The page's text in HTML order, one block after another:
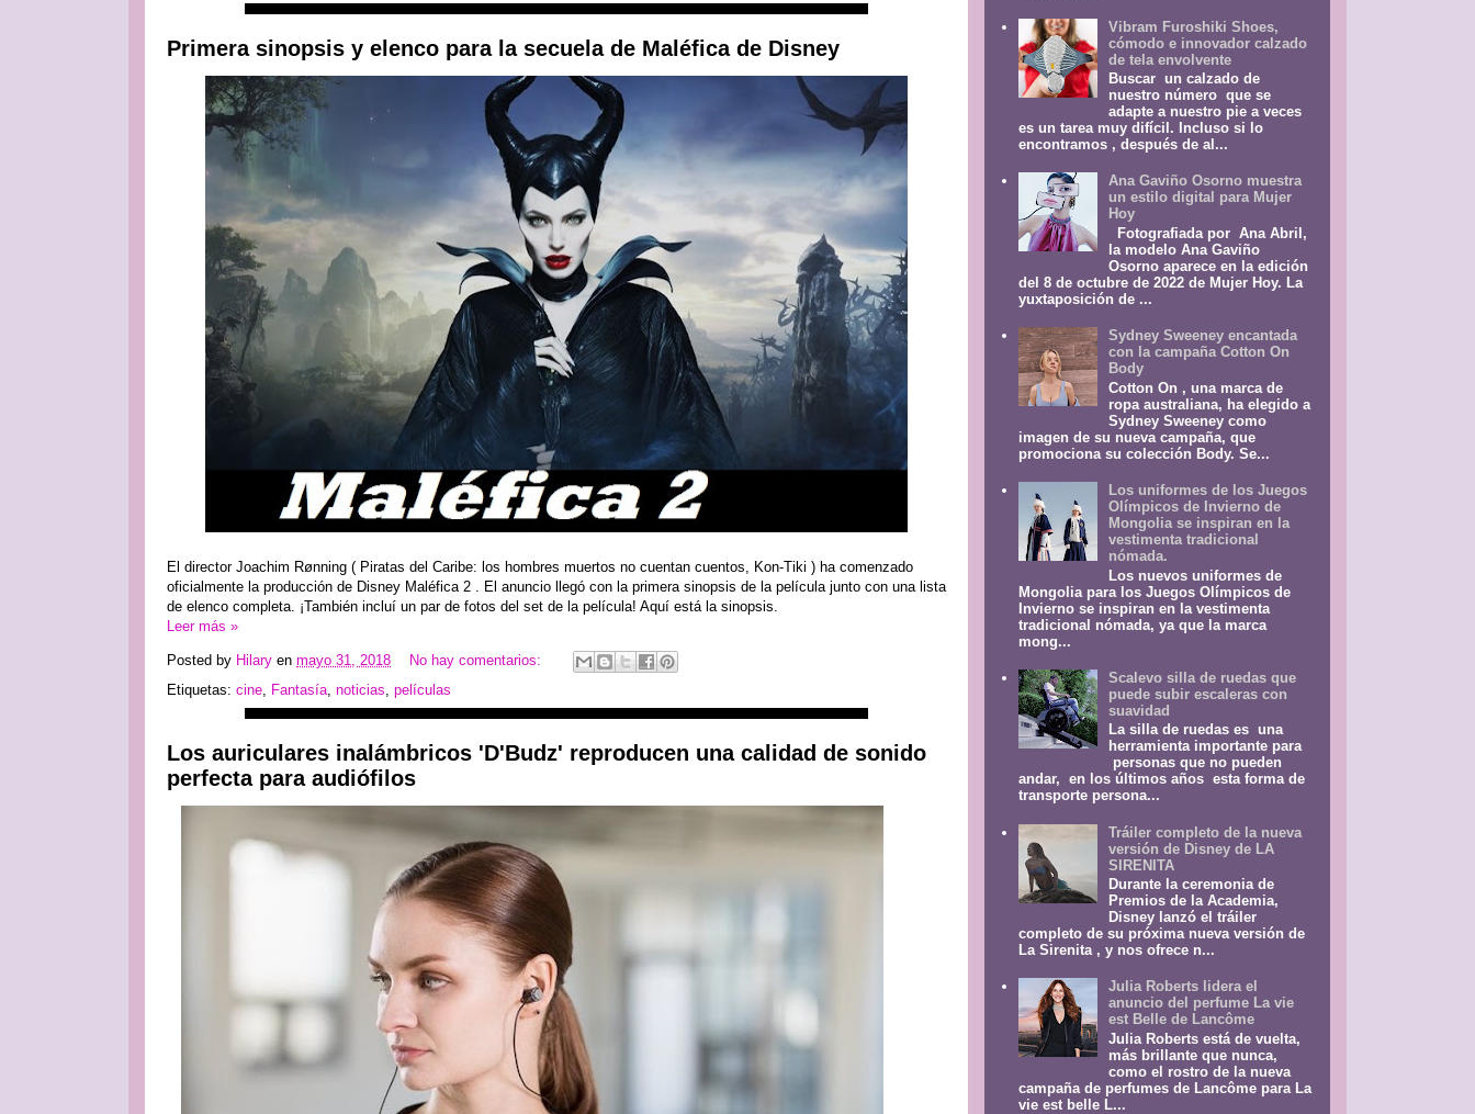
Primera sinopsis y elenco para la secuela de Maléfica de Disney
El director Joachim Rønning ( Piratas del Caribe: los hombres muertos no cuentan cuentos, Kon-Tiki ) ha comenzado
oficialmente la producción de Disney Maléfica 2 . El anuncio llegó con la primera sinopsis de la película junto con una lista
de elenco completa. ¡También incluí un par de fotos del set de la película! Aquí está la sinopsis.
Leer más »
Posted by Hilary en mayo 31, 2018
No hay comentarios:
Etiquetas: cine Fantasía noticias películas
Los auriculares inalámbricos 'D'Budz' reproducen una calidad de sonido
perfecta para audiófilos
Vibram Furoshiki Shoes,
cómodo e innovador calzado
de tela envolvente
Buscar un calzado de
nuestro número que se
adapte a nuestro pie a veces
es un tarea muy difícil. Incluso si lo
encontramos , después de al...
Ana Gaviño Osorno muestra
un estilo digital para Mujer
Hoy
Fotografiada por Ana Abril,
la modelo Ana Gaviño
Osorno aparece en la edición
del 8 de octubre de 2022 de Mujer Hoy. La
yuxtaposición de ...
Sydney Sweeney encantada
con la campaña Cotton On
Body
Cotton On , una marca de
ropa australiana, ha elegido a
Sydney Sweeney como
imagen de su nueva campaña, que
promociona su colección Body. Se...
Los uniformes de los Juegos
Olímpicos de Invierno de
Mongolia se inspiran en la
vestimenta tradicional
nómada.
Los nuevos uniformes de
Mongolia para los Juegos Olímpicos de
Invierno se inspiran en la vestimenta
tradicional nómada, ya que la marca
mong...
Scalevo silla de ruedas que
puede subir escaleras con
suavidad
La silla de ruedas es una
herramienta importante para
personas que no pueden
andar, en los últimos años esta forma de
transporte persona...
Tráiler completo de la nueva
versión de Disney de LA
SIRENITA
Durante la ceremonia de
Premios de la Academia,
Disney lanzó el tráiler
completo de su próxima nueva versión de
La Sirenita , y nos ofrece n...
Julia Roberts lidera el
anuncio del perfume La vie
est Belle de Lancôme
Julia Roberts está de vuelta,
más brillante que nunca,
como el rostro de la nueva
campaña de perfumes de Lancôme para La
vie est belle L...